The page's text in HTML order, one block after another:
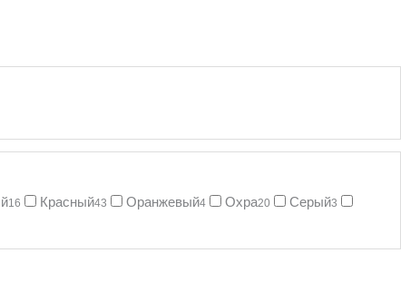
16 Красный43 Оранжевый4 Охра20 Серый3